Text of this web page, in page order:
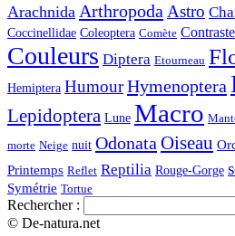
Arachnida Arthropoda Astro
Coccinellidae Coleoptera Comète Contraste
Couleurs Diptera Etourneau
Hemiptera HumourHymenoptera
Lepidoptera Lune Macro
morte Neige nuit Odonata Oiseau
Printemps Reflet Reptilia Rouge-Gorge
Symétrie Tortue
Rechercher :
© De-natura.net